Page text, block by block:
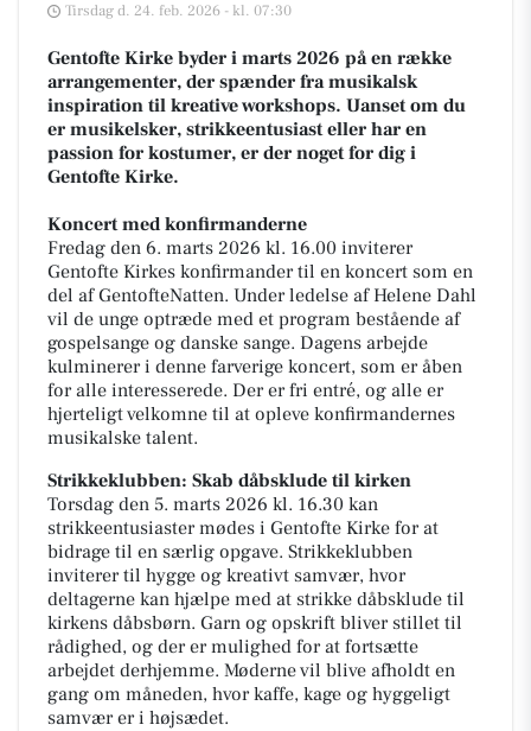
Tirsdag d. 24. feb. 2026 - kl. 07:30
Gentofte Kirke byder i marts 2026 på en række
arrangementer, der spænder fra musikalsk
inspiration til kreative workshops. Uanset om du
er musikelsker, strikkeentusiast eller har en
passion for kostumer, er der noget for dig i
Gentofte Kirke.
Koncert med konfirmanderne
Fredag den 6. marts 2026 kl. 16.00 inviterer
Gentofte Kirkes konfirmander til en koncert som en
del af GentofteNatten. Under ledelse af Helene Dahl
vil de unge optræde med et program bestående af
gospelsange og danske sange. Dagens arbejde
kulminerer i denne farverige koncert, som er åben
for alle interesserede. Der er fri entré, og alle er
hjerteligt velkomne til at opleve konfirmandernes
musikalske talent.
Strikkeklubben: Skab dåbsklude til kirken
Torsdag den 5. marts 2026 kl. 16.30 kan
strikkeentusiaster mødes i Gentofte Kirke for at
bidrage til en særlig opgave. Strikkeklubben
inviterer til hygge og kreativt samvær, hvor
deltagerne kan hjælpe med at strikke dåbsklude til
kirkens dåbsbørn. Garn og opskrift bliver stillet til
rådighed, og der er mulighed for at fortsætte
arbejdet derhjemme. Møderne vil blive afholdt en
gang om måneden, hvor kaffe, kage og hyggeligt
samvær er i højsædet.